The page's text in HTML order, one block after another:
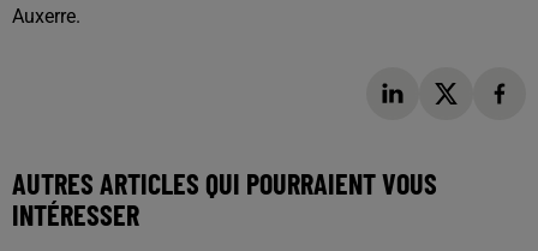
Auxerre.
AUTRES ARTICLES QUI POURRAIENT VOUS
INTÉRESSER